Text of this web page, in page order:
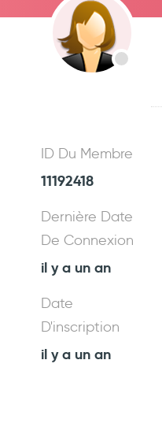
ID Du Membre
11192418
Dernière Date
De Connexion
il y a un an
Date
D'inscription
il y a un an